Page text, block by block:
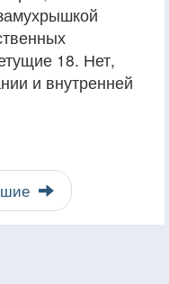
18. Нет,
и внутренней